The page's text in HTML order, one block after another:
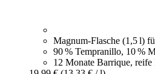
Magnum-Flasche (1,5 l)
90 % Tempranillo, 10 %
12 Monate Barrique,